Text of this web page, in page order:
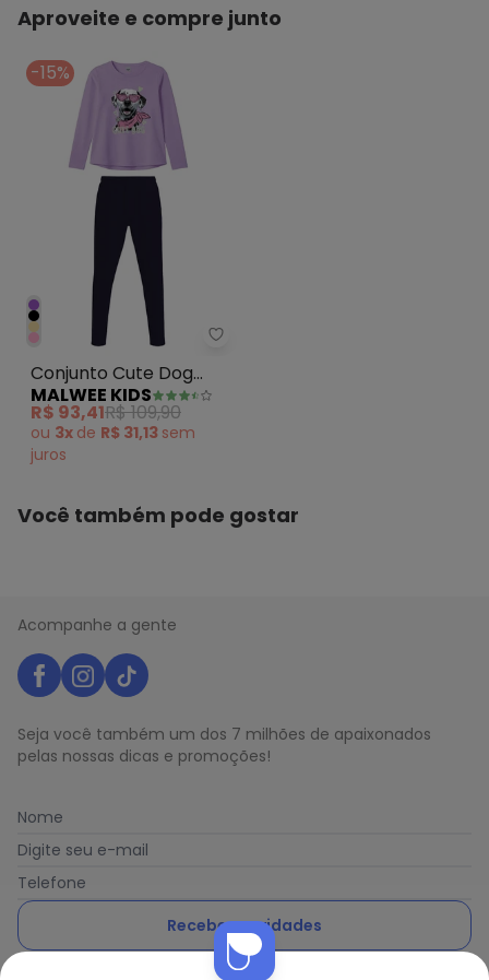
Aproveite e compre junto
-15%
Malwee Kids - Conjunto Cute
Conjunto Cute Dog
Lavanda
MALWEE KIDS
R$ 93,41R$ 109,90
ou 3x de R$ 31,13 sem
juros
Você também pode gostar
Acompanhe a gente
Seja você também um dos 7 milhões de apaixonados
pelas nossas dicas e promoções!
Nome
Digite seu e-mail
Telefone
Receber novidades
Nós utilizamos cookies e tecnologias similares para melhorar sua